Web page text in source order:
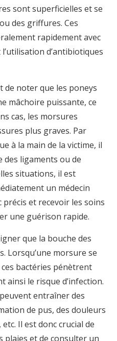
sont superficielles et se
des griffures. Ces
rapidement avec
d’antibiotiques
de noter que les poneys
mâchoire puissante, ce
cas, les morsures
plus graves. Par
à la main de la victime, il
ligaments ou de
situations, il est
un médecin
et recevoir les soins
une guérison rapide.
que la bouche des
Lorsqu’une morsure se
bactéries pénètrent
ainsi le risque d’infection.
entraîner des
de pus, des douleurs
Il est donc crucial de
et de consulter un